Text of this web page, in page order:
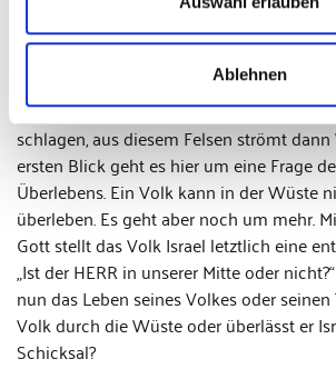
Ablehnen
Ägypten, den Durchzug durch das Rote
nun offenbar in der Wüste sterben soll?
Schicksal nicht auch in Ägypten haben
Gott erbarmt sich. Mose soll mit seinem
schlagen, aus diesem Felsen strömt
ersten Blick geht es hier um eine Frage
Überlebens. Ein Volk kann in der Wüste
überleben. Es geht aber noch um mehr.
Gott stellt das Volk Israel letztlich eine
„Ist der HERR in unserer Mitte oder
nun das Leben seines Volkes oder
Volk durch die Wüste oder überlässt er
Schicksal?